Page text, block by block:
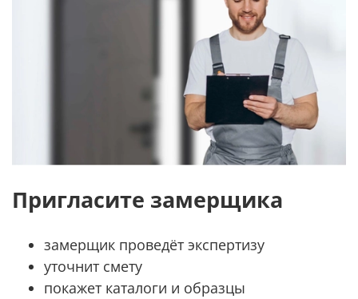
Пригласите замерщика
замерщик проведёт экспертизу
уточнит смету
покажет каталоги и образцы